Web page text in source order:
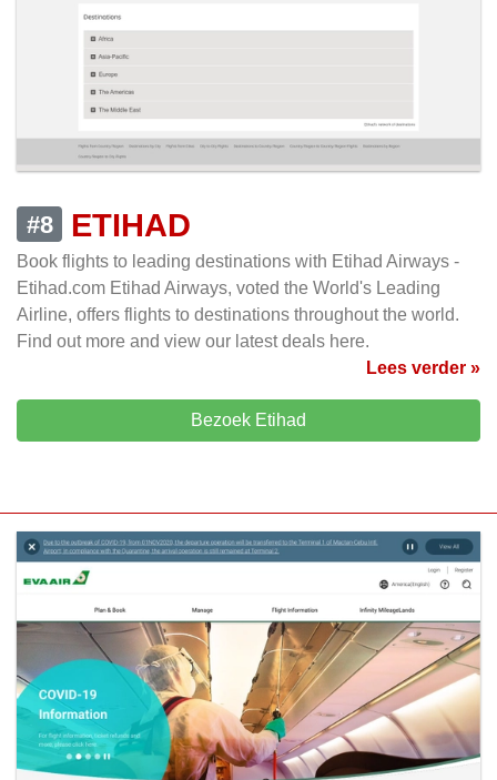
#8 ETIHAD
Book flights to leading destinations with Etihad Airways -
Etihad.com Etihad Airways, voted the World's Leading
Airline, offers flights to destinations throughout the world.
Find out more and view our latest deals here.
Lees verder »
Bezoek Etihad